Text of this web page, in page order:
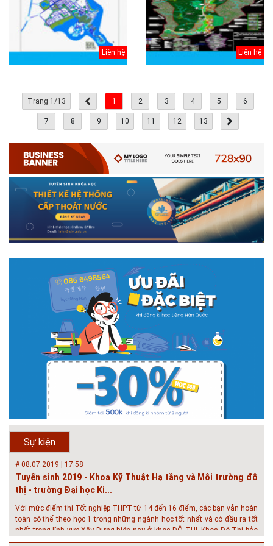
Liên hệ Liên hệ
Trang 1/13 1 2 3 4 5 6
7 8 9 10 11 12 13
Sự kiện
# 05.04.2025 | 17:16
Tuyển sinh 2025, Khoa kỹ thuật hạ tầng và môi trường đô thị
- Đại học Kiến trúc...
Thông tin tuyển sinh đại học 2025 Khoa kỹ thuật hạ tầng và môi trường
đô thị - Đại học Kiến trúc Hà Nội Tuyển sinh đại học với 280 chỉ tiêu, thời
gian đào tạo 4,5 năm
# 05.04.2020 | 20:30
GIAO LƯU TRỰC TUYẾN - TƯ VẤN TUYỂN SINH ĐẠI HỌC
CHÍNH QUY ĐẠI HỌC KIẾN TRÚC NĂM...
Năm nay, kỳ thi THPT quốc gia dự kiến diễn ra vào tháng 8. Trường Đại
học Kiến trúc Hà Nội chúc các bạn học sinh cuối cấp ôn thi thật tốt MỜI
QUÝ PHỤ HUYNH VÀ CÁC EM ĐÓN XEM GIAO LƯU TRỰC TUYẾN "TƯ
VẤN TUYỂN SINH ĐẠI H...
# 08.07.2019 | 17:58
Tuyến sinh 2019 - Khoa Kỹ Thuật Hạ tầng và Môi trường đô
thị - trường Đại học Ki...
Với mức điểm thi Tốt nghiệp THPT từ 14 đến 16 điểm, các bạn vẫn hoàn
toàn có thể theo học 1 trong những ngành học tốt nhất và có đầu ra tốt
nhất trong lĩnh vực Xây Dựng hiện nay ở khoa ĐÔ THỊ. Khoa Đô Thị bảo
đảm 100% t...